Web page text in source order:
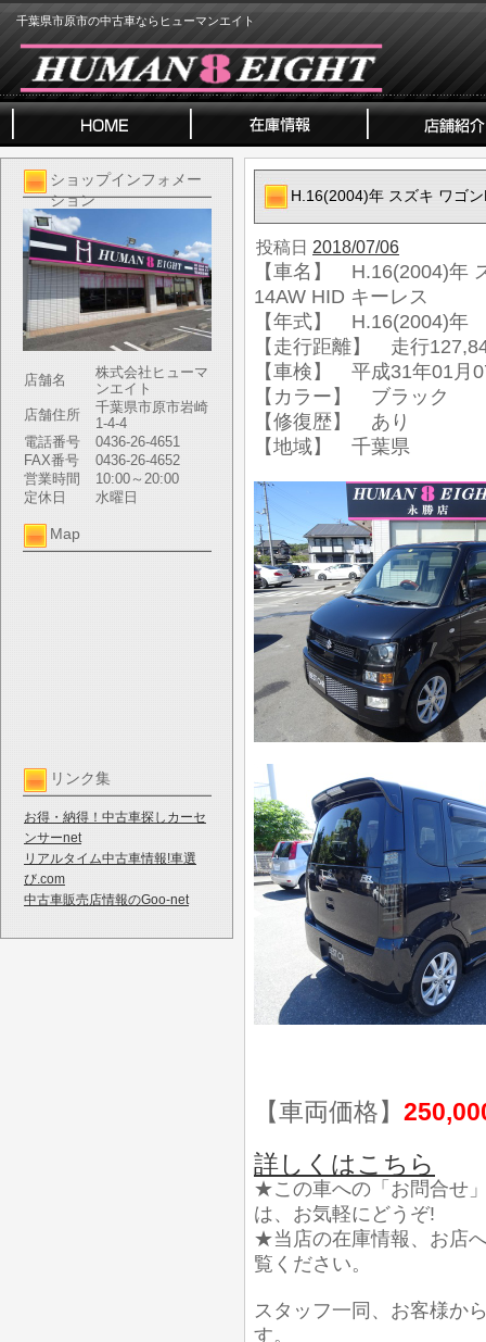
千葉県市原市の中古車ならヒューマンエイト
ショップインフォメー
ション
店舗名
株式会社ヒューマ
ンエイト
店舗住所
千葉県市原市岩崎
1-4-4
電話番号
0436-26-4651
FAX番号
0436-26-4652
営業時間
10:00～20:00
定休日
水曜日
Map
リンク集
お得・納得！中古車探しカーセ
ンサーnet
リアルタイム中古車情報!車選
び.com
中古車販売店情報のGoo-net
H.16(2004)年 スズキ ワゴ
投稿日 2018/07/06
【車名】 H.16(2004)年
14AW HID キーレス
【年式】 H.16(2004)年
【走行距離】 走行
【車検】 平成31年01月
【カラー】 ブラック
【修復歴】 あり
【地域】 千葉県
【車両価格】
詳しくはこちら
★この車への「お問合せ
は、お気軽にどうぞ!
★当店の在庫情報、お店
覧ください。
スタッフ一同、お客様か
す。